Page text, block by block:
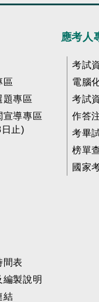
區
題專區
宣導專區
止)
應考人
考試
電腦
考試
作答
考畢
榜單
國家
間表
編製說明
結